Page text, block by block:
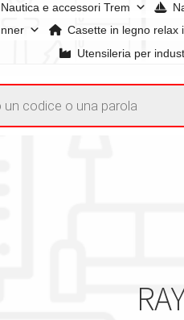
Nautica e accessori Trem
Casette in legno relax
Utensileria per
ConfrontaI nostri negozi
Il mio account